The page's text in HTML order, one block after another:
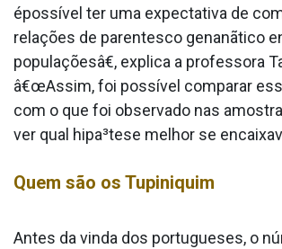
épossí­vel ter uma expectativa de
relações de parentesco genanãtico
populaçõesâ€, explica a professora
â€œAssim, foi possí­vel comparar
com o que foi observado nas
ver qual hipa³tese melhor se
Quem são os Tupiniquim
Antes da vinda dos portugueses, o